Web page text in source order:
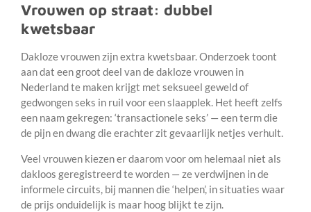
Vrouwen op straat: dubbel
kwetsbaar
Dakloze vrouwen zijn extra kwetsbaar. Onderzoek toont
aan dat een groot deel van de dakloze vrouwen in
Nederland te maken krijgt met seksueel geweld of
gedwongen seks in ruil voor een slaapplek. Het heeft zelfs
een naam gekregen: ‘transactionele seks’ — een term die
de pijn en dwang die erachter zit gevaarlijk netjes verhult.
Veel vrouwen kiezen er daarom voor om helemaal niet als
dakloos geregistreerd te worden — ze verdwijnen in de
informele circuits, bij mannen die ‘helpen’, in situaties waar
de prijs onduidelijk is maar hoog blijkt te zijn.